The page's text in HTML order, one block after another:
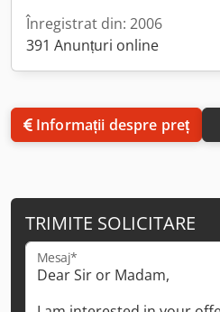
Înregistrat din: 2006
391 Anunțuri online
Informații despre preț
TRIMITE SOLICITARE
Mesaj*